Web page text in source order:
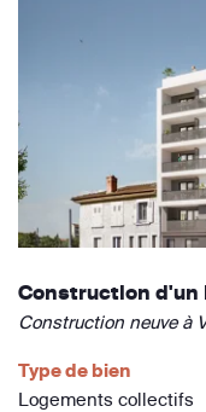
Construction d'un
Construction neuve à
Type de bien
Logements collectifs